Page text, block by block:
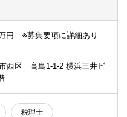
（米国公認会計士）の求人
士の転職
相談会・セミナー
円 ※募集要項に詳細あり
西区 高島1-1-2 横浜三井ビ
税理士